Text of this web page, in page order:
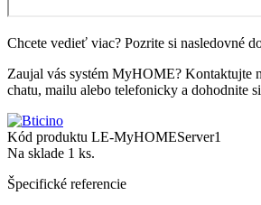
Chcete vedieť viac? Pozrite si nasledovné
Zaujal vás systém MyHOME? Kontaktujte
chatu, mailu alebo telefonicky a dohodnite
Kód produktu LE-MyHOMEServer1
Na sklade 1 ks.
Špecifické referencie